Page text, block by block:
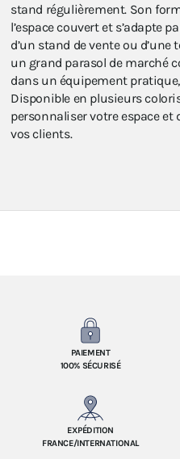
stand régulièrement. Son
l’espace couvert et s’adapte
d’un stand de vente ou
un grand parasol de marché
dans un équipement
Disponible en plusieurs
personnaliser votre espace
vos clients.
PAIEMENT
100% SÉCURISÉ
EXPÉDITION
FRANCE/INTERNATIONAL